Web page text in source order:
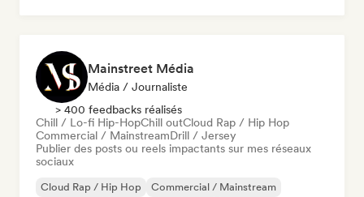
Mainstreet Média
Média / Journaliste
> 400 feedbacks réalisés
Chill / Lo-fi Hip-HopChill outCloud Rap / Hip Hop
Commercial / MainstreamDrill / Jersey
Publier des posts ou reels impactants sur mes réseaux
sociaux
Cloud Rap / Hip Hop
Commercial / Mainstream